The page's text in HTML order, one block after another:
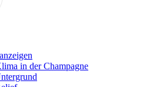
in der Champagne